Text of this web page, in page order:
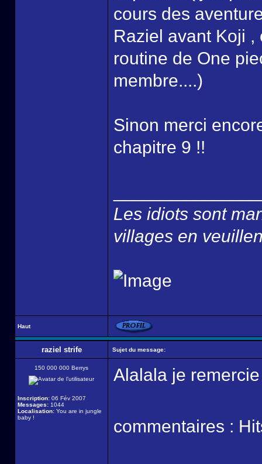
cours des
Raziel avant Koji
routine de One
membre....)
Sinon merci
chapitre 9 !!
Les idiots sont
villages en
Haut
raziel strife Sujet du message:
150 000 000 Berrys
Inscription: 06 Fév 2007
Messages: 1044
Localisation: You are in jungle
baby !
Alalala je
commentaires :